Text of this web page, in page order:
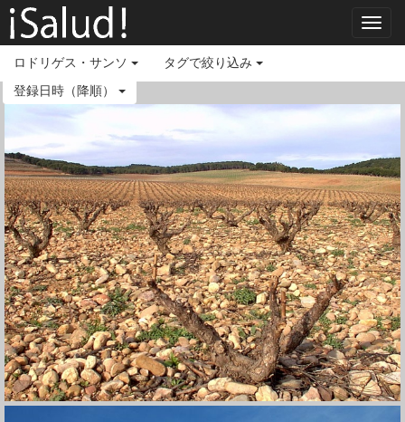
ロドリゲス・サンソ
タグで絞り込み
登録日時（降順）